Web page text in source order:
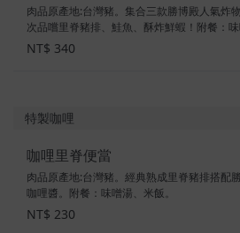
肉品原產地:台灣豬。集合三款勝博殿人氣炸
次品嚐里脊豬排、鮭魚、酥炸鮮蝦！附餐：
飯、醬菜、高麗菜絲。便當僅附豬排醬汁，美
高麗菜絲搭配豬排醬汁一起享用！
NT$ 340
特製咖哩
咖哩里脊便當
肉品原產地:台灣豬。經典熟成里脊豬排搭配
咖哩醬。附餐：味噌湯、米飯。
NT$ 230